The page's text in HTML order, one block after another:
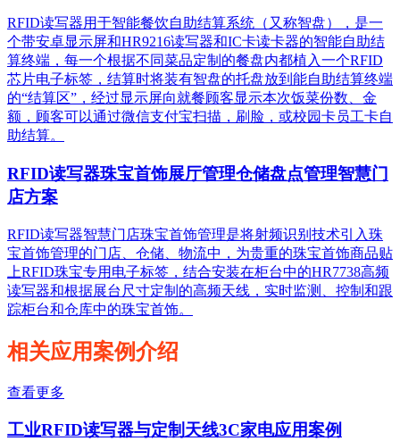
RFID读写器用于智能餐饮自助结算系统（又称智盘），是一
个带安卓显示屏和HR9216读写器和IC卡读卡器的智能自助结
算终端，每一个根据不同菜品定制的餐盘内都植入一个RFID
芯片电子标签，结算时将装有智盘的托盘放到能自助结算终端
的“结算区”，经过显示屏向就餐顾客显示本次饭菜份数、金
额，顾客可以通过微信支付宝扫描，刷脸，或校园卡员工卡自
助结算。
RFID读写器珠宝首饰展厅管理仓储盘点管理智慧门
店方案
RFID读写器智慧门店珠宝首饰管理是将射频识别技术引入珠
宝首饰管理的门店、仓储、物流中，为贵重的珠宝首饰商品贴
上RFID珠宝专用电子标签，结合安装在柜台中的HR7738高频
读写器和根据展台尺寸定制的高频天线，实时监测、控制和跟
踪柜台和仓库中的珠宝首饰。
相关应用案例介绍
查看更多
工业RFID读写器与定制天线3C家电应用案例